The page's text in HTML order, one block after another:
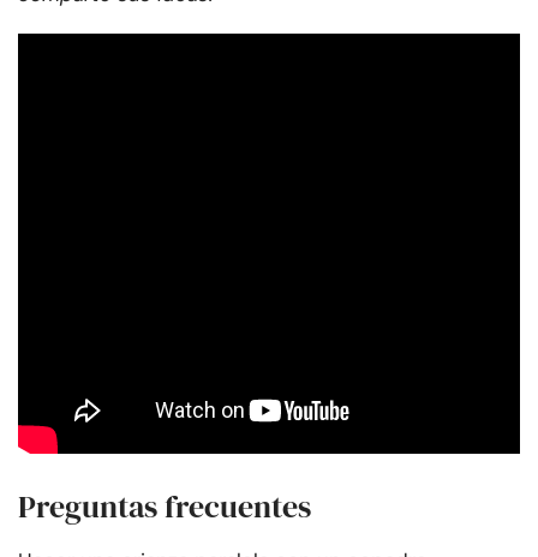
Preguntas frecuentes